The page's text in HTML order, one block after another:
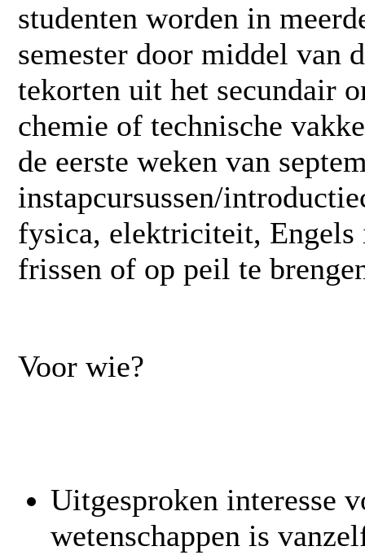
studenten worden in
semester door middel
tekorten uit het secundair
chemie of technische
de eerste weken van
instapcursussen/
fysica, elektriciteit,
frissen of op peil te
Voor wie?
Uitgesproken interesse
wetenschappen is